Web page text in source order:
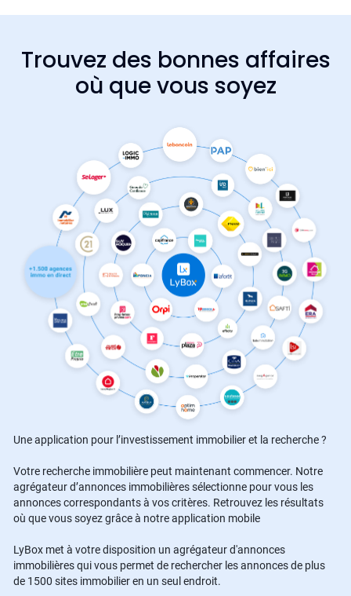
Trouvez des bonnes affaires
où que vous soyez
Une application pour l’investissement immobilier et la recherche ?
Votre recherche immobilière peut maintenant commencer. Notre
agrégateur d’annonces immobilières sélectionne pour vous les
annonces correspondants à vos critères. Retrouvez les résultats
où que vous soyez grâce à notre application mobile
LyBox met à votre disposition un agrégateur d'annonces
immobilières qui vous permet de rechercher les annonces de plus
de 1500 sites immobilier en un seul endroit.